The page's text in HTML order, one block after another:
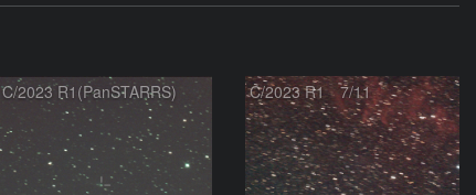
C/2023 R1(PanSTARRS) C/2023 R1 7/11